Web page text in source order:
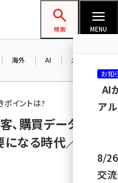
当者フォーラム
検索 MENU
海外 AI メタバース
イントは?
購買データ分析
なる時代／アラ
お知
AI
ア
8/26
交